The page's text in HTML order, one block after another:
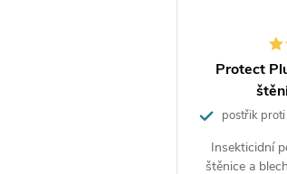
když je pokryta hmyzem nebo prachem
na lapači zachycena žádná štěnice, nemusí
past na štěnice Atak neslouží k
pouze ke zjištění jejich přítomnosti!
Protect
postřik proti
Insekticidní
štěnice a